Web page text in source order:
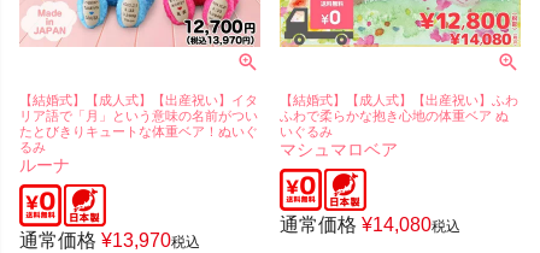
【結婚式】【成人式】【出産祝い】イタ
リア語で「月」という意味の名前がつい
たとびきりキュートな体重ベア！ぬいぐ
るみ
ルーナ
通常価格 ¥13,970税込
【結婚式】【成人式】【出産祝い】ふわ
ふわで柔らかな抱き心地の体重ベア ぬ
いぐるみ
マシュマロベア
通常価格 ¥14,080税込